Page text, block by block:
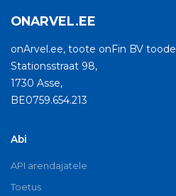
ONARVEL.EE
onArvel.ee, toote onFin BV toode
Stationsstraat 98,
1730 Asse,
BE0759.654.213
Abi
API arendajatele
Toetus